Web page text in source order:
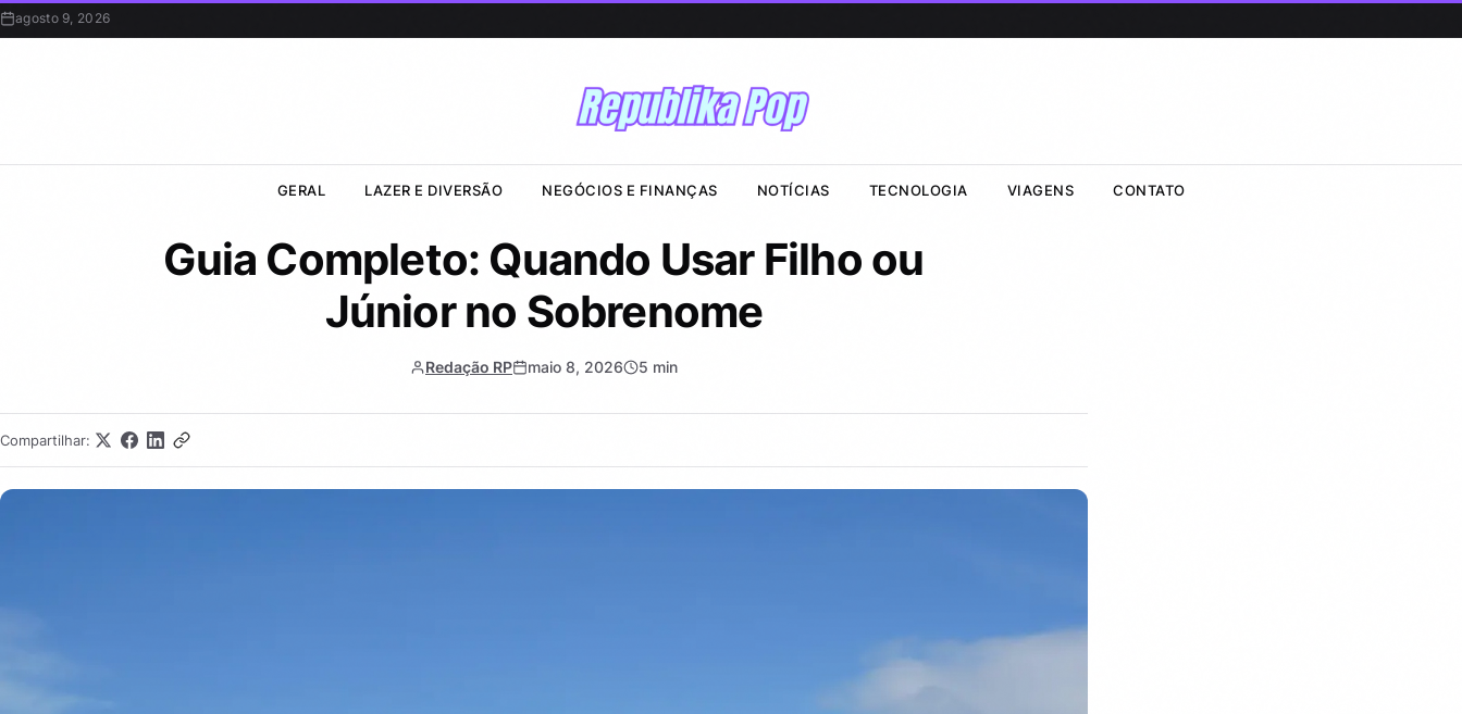
agosto 9, 2026
GERAL LAZER E DIVERSÃO NEGÓCIOS E FINANÇAS NOTÍCIAS TECNOLOGIA VIAGENS CONTATO
Guia Completo: Quando Usar Filho ou
Júnior no Sobrenome
Redação RP maio 8, 2026 5 min
Compartilhar: